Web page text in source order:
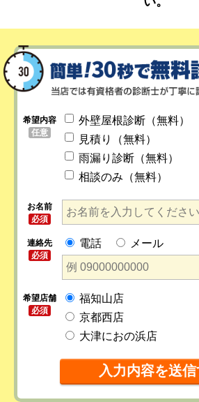
希望内容
任意
外壁屋根診断（無料）
見積り（無料）
雨漏り診断（無料）
相談のみ（無料）
お名前
必須
連絡先
必須
電話 メール
希望店舗
必須
福知山店
京都西店
大津におの浜店